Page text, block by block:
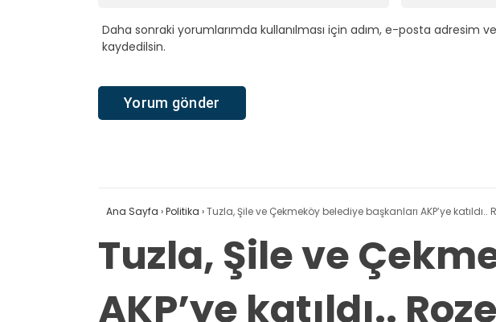
Daha sonraki yorumlarımda kullanılması için adım, e-posta adresim
kaydedilsin.
Ana Sayfa ›Politika ›Tuzla, Şile ve Çekmeköy belediye başkanları AKP’ye katıldı..
Tuzla, Şile ve
AKP’ye katıldı..